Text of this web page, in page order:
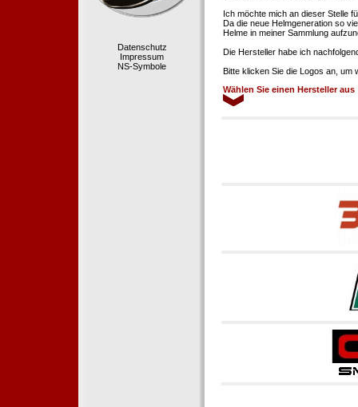
Datenschutz
Impressum
NS-Symbole
Ich möchte mich an dieser Stelle
Da die neue Helmgeneration so
Helme in meiner Sammlung
Die Hersteller habe ich
Bitte klicken Sie die Logos an, um
Wählen Sie einen Hersteller aus